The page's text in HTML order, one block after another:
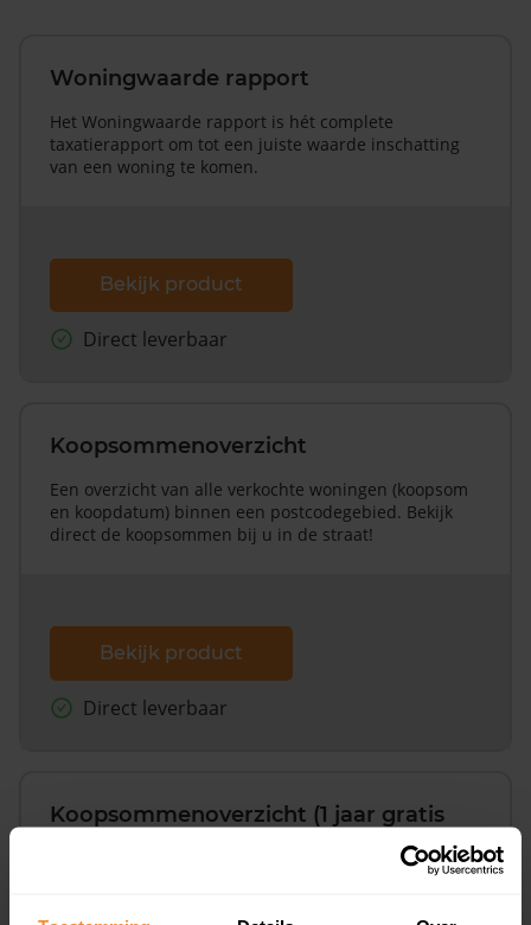
Woningwaarde rapport
Het Woningwaarde rapport is hét complete
taxatierapport om tot een juiste waarde inschatting
van een woning te komen.
Bekijk product
Direct leverbaar
Koopsommenoverzicht
Een overzicht van alle verkochte woningen (koopsom
en koopdatum) binnen een postcodegebied. Bekijk
direct de koopsommen bij u in de straat!
Bekijk product
Direct leverbaar
Koopsommenoverzicht (1 jaar gratis